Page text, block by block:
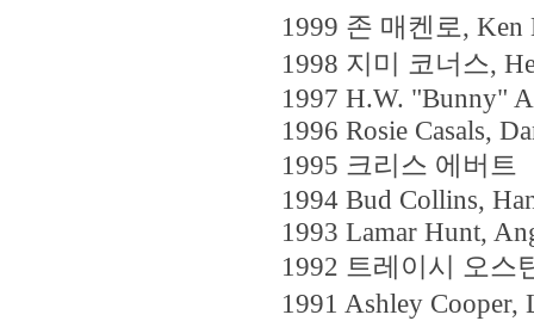
1999 존 매켄로, Ken
1998 지미 코너스,
1997 H.W. "Bunny"
1996 Rosie Casals,
1995 크리스 에버트
1994 Bud Collins,
1993 Lamar Hunt,
1992 트레이시 오스
1991 Ashley